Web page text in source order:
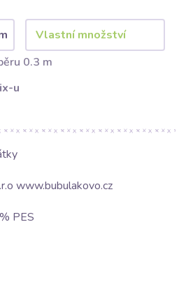
0.3 m
u
www.bubulakovo.cz
PES